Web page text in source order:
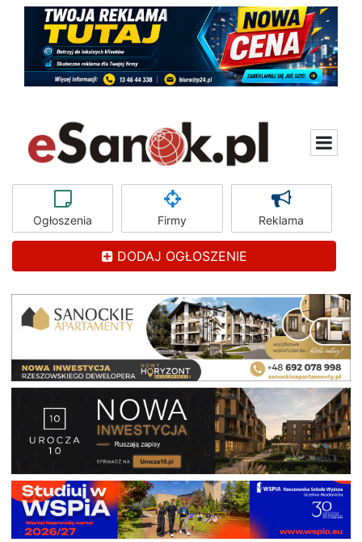
Ogłoszenia Firmy Reklama
DODAJ OGŁOSZENIE